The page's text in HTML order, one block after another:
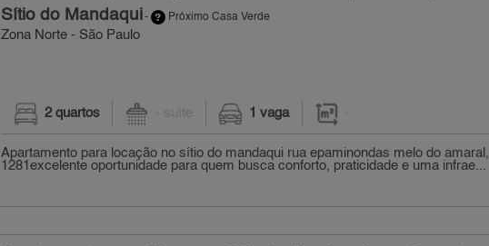
Sítio do Mandaqui - Próximo Casa Verde
Zona Norte - São Paulo
2 quartos - suíte 1 vaga -
Apartamento para locação no sítio do mandaqui rua epaminondas melo do amaral,
1281excelente oportunidade para quem busca conforto, praticidade e uma infrae...